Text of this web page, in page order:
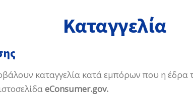
Καταγγελία
καταγγελία κατά εμπόρων που η έδρα
eConsumer.gov.